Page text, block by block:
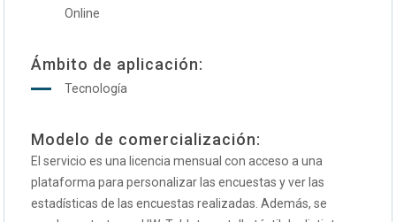
Online
Ámbito de aplicación:
Tecnología
Modelo de comercialización:
El servicio es una licencia mensual con acceso a una
plataforma para personalizar las encuestas y ver las
estadísticas de las encuestas realizadas. Además, se